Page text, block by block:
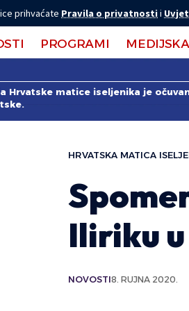
prihvaćate Pravila o privatnostii
PROGRAMI
Hrvatske matice iseljenika je
HRVATSKA MATICA
Iliriku
NOVOSTI8. RUJNA 2020.